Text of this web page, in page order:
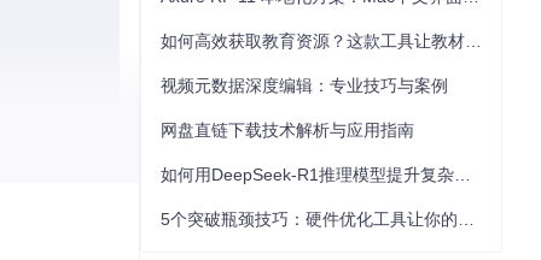
视频元数据深度编辑：专业技巧与案例
网盘直链下载技术解析与应用指南